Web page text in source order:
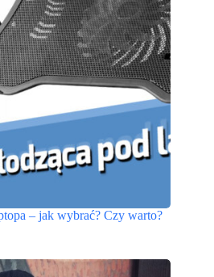
– jak wybrać? Czy warto?